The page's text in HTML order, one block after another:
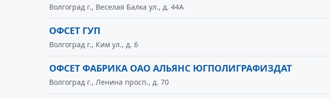
Волгоград г., Веселая Балка ул., д. 44А
ОФСЕТ ГУП
Волгоград г., Ким ул., д. 6
ОФСЕТ ФАБРИКА ОАО АЛЬЯНС ЮГПОЛИГРАФИЗДАТ
Волгоград г., Ленина просп., д. 70